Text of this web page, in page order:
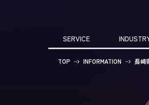
SERVICE
TOP INFORMATION 長崎